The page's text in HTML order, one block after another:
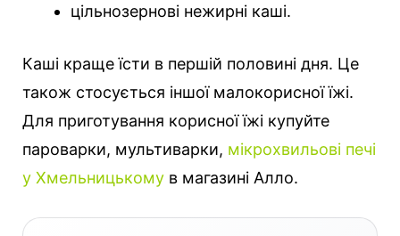
цільнозернові нежирні каші.
Каші краще їсти в першій половині дня. Це
також стосується іншої малокорисної їжі.
Для приготування корисної їжі купуйте
пароварки, мультиварки, мікрохвильові печі
у Хмельницькому в магазині Алло.